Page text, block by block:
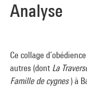
Analyse
Ce collage
autres (dont La
Famille de cygnes) à